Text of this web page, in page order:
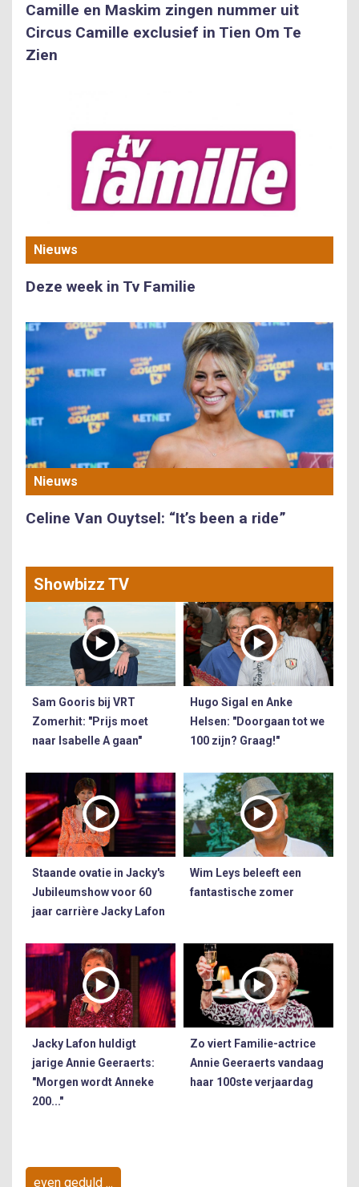
Camille en Maskim zingen nummer uit
Circus Camille exclusief in Tien Om Te
Zien
Nieuws
Deze week in Tv Familie
Nieuws
Celine Van Ouytsel: “It’s been a ride”
Showbizz TV
Sam Gooris bij VRT
Zomerhit: "Prijs moet
naar Isabelle A gaan"
Hugo Sigal en Anke
Helsen: "Doorgaan tot we
100 zijn? Graag!"
Staande ovatie in Jacky's
Jubileumshow voor 60
jaar carrière Jacky Lafon
Wim Leys beleeft een
fantastische zomer
Jacky Lafon huldigt
jarige Annie Geeraerts:
"Morgen wordt Anneke
200..."
Zo viert Familie-actrice
Annie Geeraerts vandaag
haar 100ste verjaardag
even geduld ...